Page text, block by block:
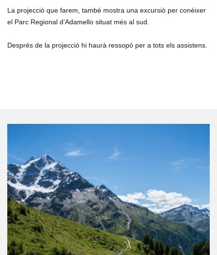
La projecció que farem, també mostra una excursió per conèixer
el Parc Regional d’Adamello situat més al sud.
Després de la projecció hi haurà ressopó per a tots els assistens.